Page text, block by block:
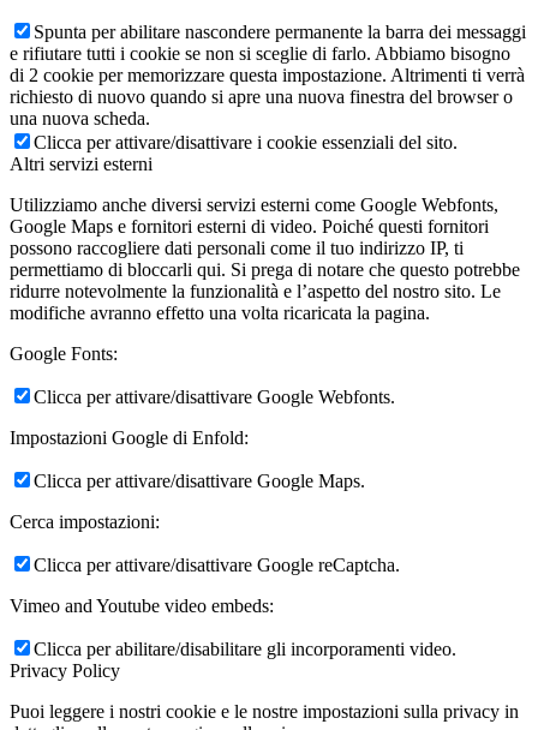
Spunta per abilitare nascondere permanente la barra dei messaggi
e rifiutare tutti i cookie se non si sceglie di farlo. Abbiamo bisogno
di 2 cookie per memorizzare questa impostazione. Altrimenti ti verrà
richiesto di nuovo quando si apre una nuova finestra del browser o
una nuova scheda.
Clicca per attivare/disattivare i cookie essenziali del sito.
Altri servizi esterni
Utilizziamo anche diversi servizi esterni come Google Webfonts,
Google Maps e fornitori esterni di video. Poiché questi fornitori
possono raccogliere dati personali come il tuo indirizzo IP, ti
permettiamo di bloccarli qui. Si prega di notare che questo potrebbe
ridurre notevolmente la funzionalità e l’aspetto del nostro sito. Le
modifiche avranno effetto una volta ricaricata la pagina.
Google Fonts:
Clicca per attivare/disattivare Google Webfonts.
Impostazioni Google di Enfold:
Clicca per attivare/disattivare Google Maps.
Cerca impostazioni:
Clicca per attivare/disattivare Google reCaptcha.
Vimeo and Youtube video embeds:
Clicca per abilitare/disabilitare gli incorporamenti video.
Privacy Policy
Puoi leggere i nostri cookie e le nostre impostazioni sulla privacy in